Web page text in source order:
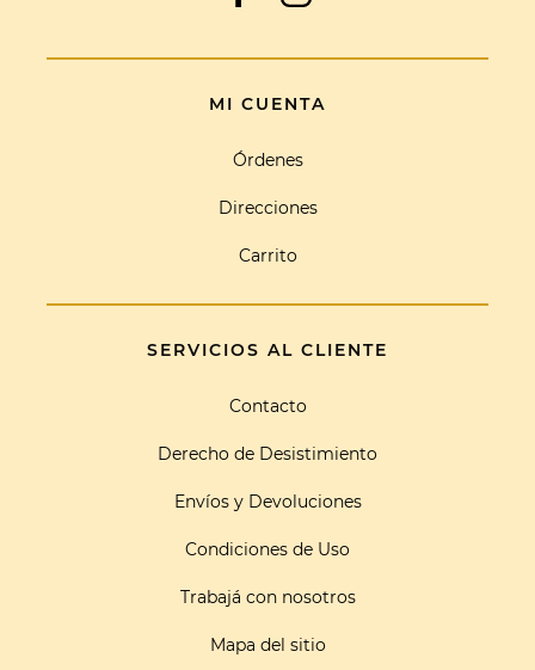
MI CUENTA
Órdenes
Direcciones
Carrito
SERVICIOS AL CLIENTE
Contacto
Derecho de Desistimiento
Envíos y Devoluciones
Condiciones de Uso
Trabajá con nosotros
Mapa del sitio